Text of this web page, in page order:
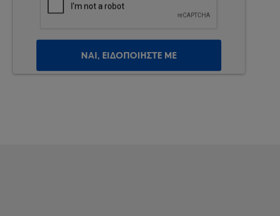
ΝΑΙ, ΕΙΔΟΠΟΙΗΣΤΕ ΜΕ